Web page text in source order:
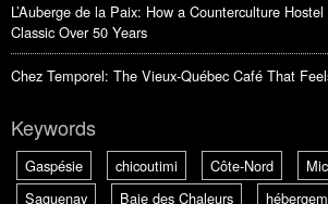
L’Auberge de la Paix: How a Counterculture
Classic Over 50 Years
Chez Temporel: The Vieux-Québec Café That
Keywords
Gaspésie chicoutimi Côte-Nord
Saguenay
Baie des Chaleurs